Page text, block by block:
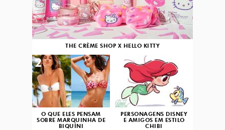
THE CRÈME SHOP X HELLO KITTY
O QUE ELES PENSAM
SOBRE MARQUINHA DE
BIQUÍNI
2
PERSONAGENS DISNEY
E AMIGOS EM ESTILO
CHIBI
3